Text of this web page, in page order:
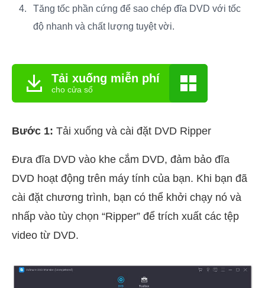
Tăng tốc phần cứng để sao chép đĩa DVD với tốc
độ nhanh và chất lượng tuyệt vời.
Tải xuống miễn phí
cho cửa sổ
Bước 1: Tải xuống và cài đặt DVD Ripper
Đưa đĩa DVD vào khe cắm DVD, đảm bảo đĩa
DVD hoạt động trên máy tính của bạn. Khi bạn đã
cài đặt chương trình, bạn có thể khởi chạy nó và
nhấp vào tùy chọn “Ripper” để trích xuất các tệp
video từ DVD.